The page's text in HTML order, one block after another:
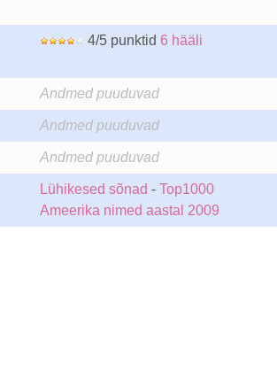
4/5 punktid 6 hääli
Andmed puuduvad
Andmed puuduvad
Andmed puuduvad
Lühikesed sõnad - Top1000
Ameerika nimed aastal 2009